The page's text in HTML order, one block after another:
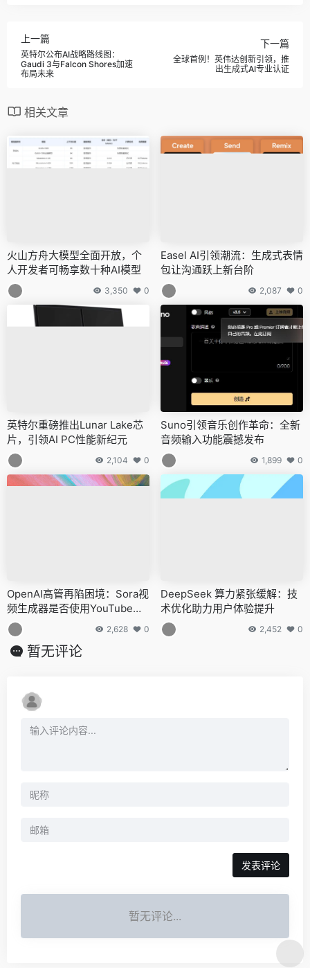
上一篇
英特尔公布AI战略路线图：
Gaudi 3与Falcon Shores加速
布局未来
下一篇
全球首例！英伟达创新引领，推
出生成式AI专业认证
相关文章
火山方舟大模型全面开放，个
人开发者可畅享数十种AI模型
3,350 0
Easel AI引领潮流：生成式表情
包让沟通跃上新台阶
2,087 0
英特尔重磅推出Lunar Lake芯
片，引领AI PC性能新纪元
2,104 0
Suno引领音乐创作革命：全新
音频输入功能震撼发布
1,899 0
OpenAI高管再陷困境：Sora视
频生成器是否使用YouTube数
据成谜
2,628 0
DeepSeek 算力紧张缓解：技
术优化助力用户体验提升
2,452 0
暂无评论
发表评论
暂无评论...